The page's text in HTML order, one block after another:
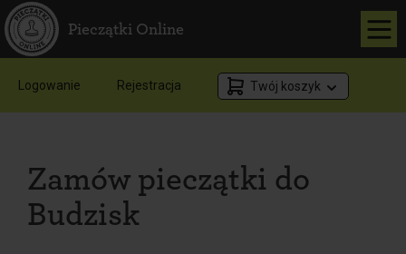
Pieczątki Online
Logowanie Rejestracja Twój koszyk
Zamów pieczątki do
Budzisk